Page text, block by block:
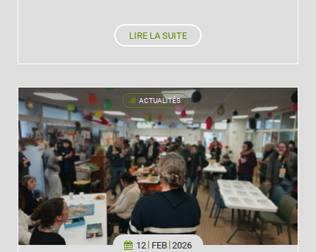
LIRE LA SUITE
ACTUALITÉS '
12 FEB 2026